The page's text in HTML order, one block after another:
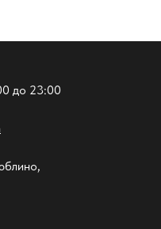
до 23:00